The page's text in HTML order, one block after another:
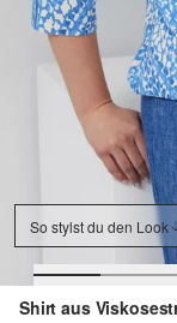
So stylst du den Look
Shirt aus